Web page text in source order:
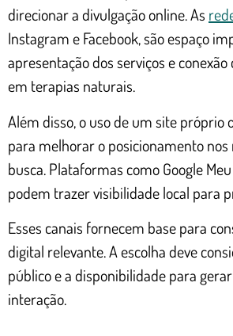
direcionar a divulgação online. As
Instagram e Facebook, são espaço
apresentação dos serviços e
em terapias naturais.
Além disso, o uso de um site próprio
para melhorar o posicionamento
busca. Plataformas como Google
podem trazer visibilidade local para
Esses canais fornecem base para
digital relevante. A escolha deve
público e a disponibilidade para
interação.